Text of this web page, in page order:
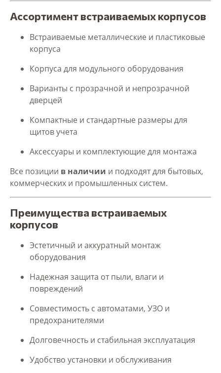
Ассортимент встраиваемых корпусов
Встраиваемые металлические и пластиковые
корпуса
Корпуса для модульного оборудования
Варианты с прозрачной и непрозрачной
дверцей
Компактные и стандартные размеры для
щитов учета
Аксессуары и комплектующие для монтажа
Все позиции в наличии и подходят для бытовых,
коммерческих и промышленных систем.
Преимущества встраиваемых
корпусов
Эстетичный и аккуратный монтаж
оборудования
Надежная защита от пыли, влаги и
повреждений
Совместимость с автоматами, УЗО и
предохранителями
Долговечность и стабильная эксплуатация
Удобство установки и обслуживания